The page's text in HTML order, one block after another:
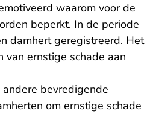
waarom voor de
beperkt. In de periode
damhert geregistreerd. Het
van ernstige schade aan
bevredigende
om ernstige schade